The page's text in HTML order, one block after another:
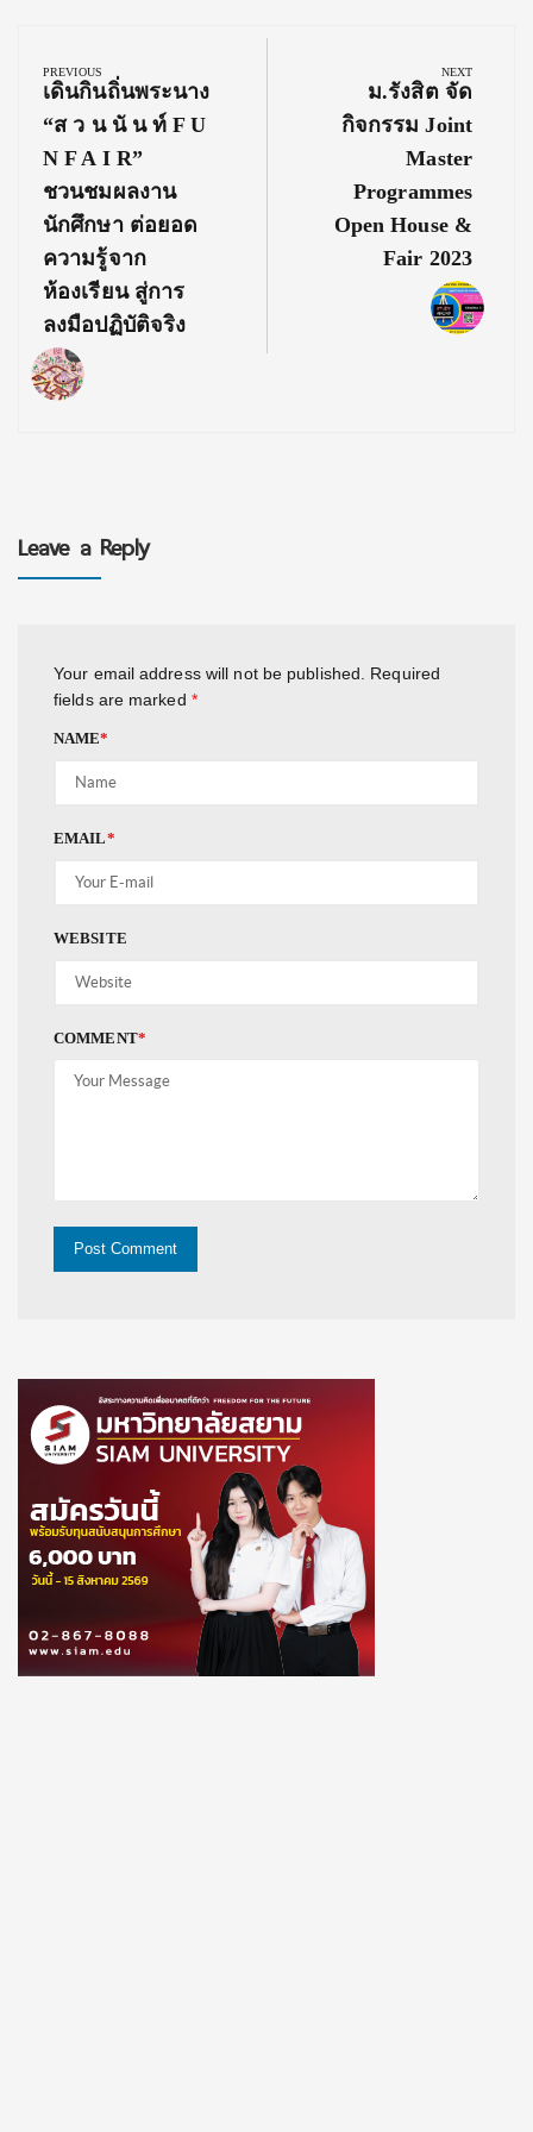
navigation
PREVIOUS
Previous
Post:
เดินกินถิ่นพระนาง
“ส ว น นั น ท์ F U
N F A I R”
ชวนชมผลงาน
นักศึกษา ต่อยอด
ความรู้จาก
ห้องเรียน สู่การ
ลงมือปฏิบัติจริง
NEXT
Next
Post:
ม.รังสิต จัด
กิจกรรม Joint
Master
Programmes
Open House &
Fair 2023
Leave a Reply
Your email address will not be published.
Required
fields are marked *
NAME*
EMAIL*
WEBSITE
COMMENT*